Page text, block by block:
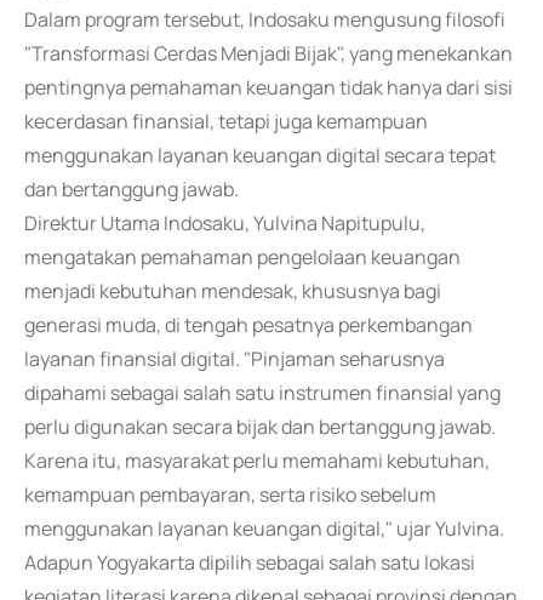
Dalam program tersebut, Indosaku mengusung filosofi
"Transformasi Cerdas Menjadi Bijak", yang menekankan
pentingnya pemahaman keuangan tidak hanya dari sisi
kecerdasan finansial, tetapi juga kemampuan
menggunakan layanan keuangan digital secara tepat
dan bertanggung jawab.
Direktur Utama Indosaku, Yulvina Napitupulu,
mengatakan pemahaman pengelolaan keuangan
menjadi kebutuhan mendesak, khususnya bagi
generasi muda, di tengah pesatnya perkembangan
layanan finansial digital. "Pinjaman seharusnya
dipahami sebagai salah satu instrumen finansial yang
perlu digunakan secara bijak dan bertanggung jawab.
Karena itu, masyarakat perlu memahami kebutuhan,
kemampuan pembayaran, serta risiko sebelum
menggunakan layanan keuangan digital," ujar Yulvina.
Adapun Yogyakarta dipilih sebagai salah satu lokasi